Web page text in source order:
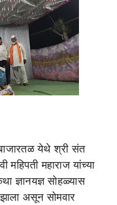
बाजारतळ येथे श्री संत
महिपती महाराज यांच्या
ज्ञानयज्ञ सोहळ्यास
असून सोमवार